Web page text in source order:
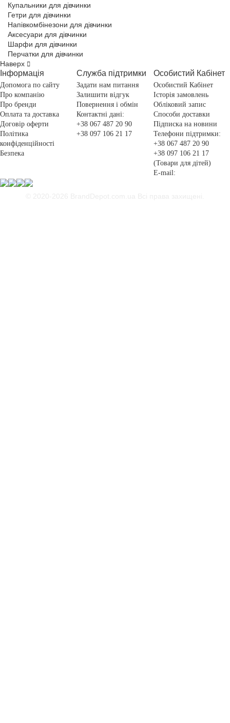
Купальники для дівчинки
Гетри для дівчинки
Напівкомбінезони для дівчинки
Аксесуари для дівчинки
Шарфи для дівчинки
Перчатки для дівчинки
Наверх
Інформація
Допомога по сайту
Про компанію
Про бренди
Оплата та доставка
Договір оферти
Політика
конфіденційності
Безпека
Служба підтримки
Задати нам питання
Залишити відгук
Повернення і обмін
Контактні дані:
+38 067 487 20 90
+38 097 106 21 17
Особистий Кабінет
Особистий Кабінет
Історія замовлень
Обліковий запис
Способи доставки
Підписка на новини
Телефони підтримки:
+38 067 487 20 90
+38 097 106 21 17
(Товари для дітей)
E-mail: